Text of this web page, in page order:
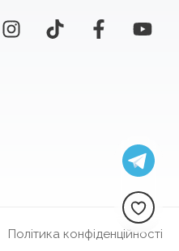
Політика конфіденційності